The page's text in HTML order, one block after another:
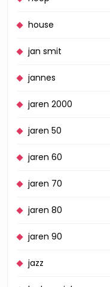
house
jan smit
jannes
jaren 2000
jaren 50
jaren 60
jaren 70
jaren 80
jaren 90
jazz